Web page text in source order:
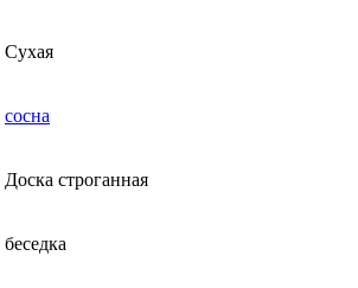
Сухая
сосна
Доска строганная
беседка